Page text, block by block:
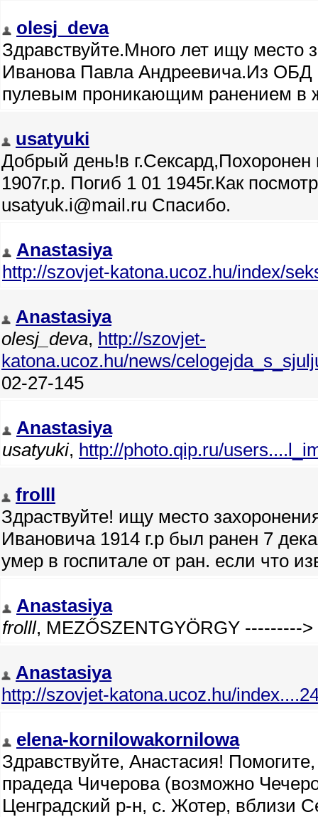
olesj_deva
Здравствуйте.Много лет ищу место
Иванова Павла Андреевича.Из
пулевым проникающим ранением в
usatyuki
Добрый день!в
1907г.р. Погиб 1 01 1945г.Как
usatyuk.i@mail.ru Спасибо.
Anastasiya
http://szovjet-katona.ucoz.hu/index/
Anastasiya
olesj_deva, http://szovjet-
katona.ucoz.hu/news/
02-27-145
Anastasiya
usatyuki, http://photo.qip.ru/
frolll
Здраствуйте! ищу место
Ивановича 1914 г.р был ранен 7
умер в госпитале от ран. если что
Anastasiya
frolll, MEZŐSZENTGYÖRGY ---------
Anastasiya
http://szovjet-katona.ucoz.hu/
elena-kornilowakornilowa
Здравствуйте, Анастасия!
прадеда Чичерова (возможно
Ценградский р-н, с. Жотер, вблизи